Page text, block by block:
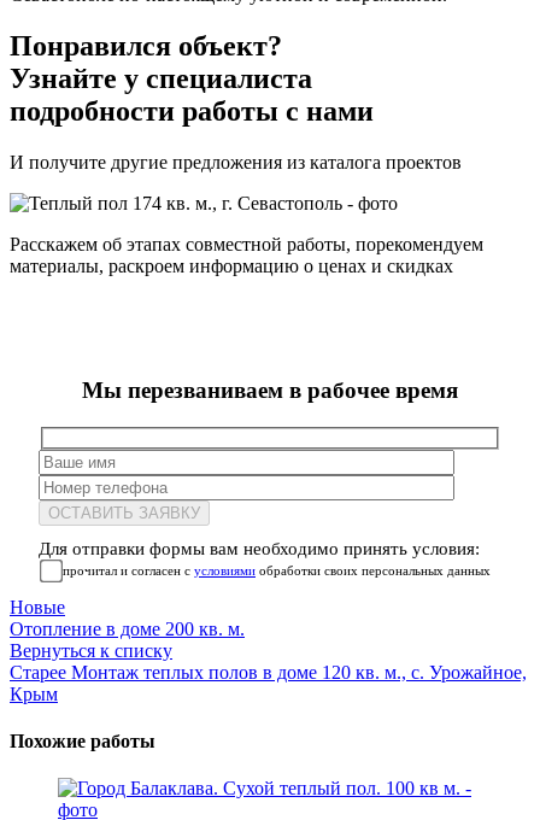
Понравился объект?
Узнайте у специалиста
подробности работы с нами
И получите другие предложения из каталога проектов
Расскажем об этапах совместной работы, порекомендуем
материалы, раскроем информацию о ценах и скидках
Мы перезваниваем в рабочее время
Для отправки формы вам необходимо принять условия:
прочитал и согласен с условиями обработки своих персональных данных
Новые
Отопление в доме 200 кв. м.
Вернуться к списку
Старее Монтаж теплых полов в доме 120 кв. м., с. Урожайное,
Крым
Похожие работы